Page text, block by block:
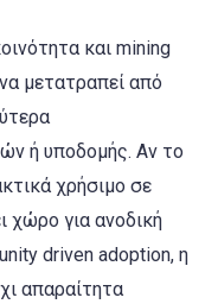
και mining
μετατραπεί από
ή υποδομής. Αν το
χρήσιμο σε
χώρο για ανοδική
driven adoption, η
απαραίτητα